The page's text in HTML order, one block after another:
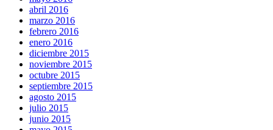
abril 2016
marzo 2016
febrero 2016
enero 2016
diciembre 2015
noviembre 2015
octubre 2015
septiembre 2015
agosto 2015
julio 2015
junio 2015